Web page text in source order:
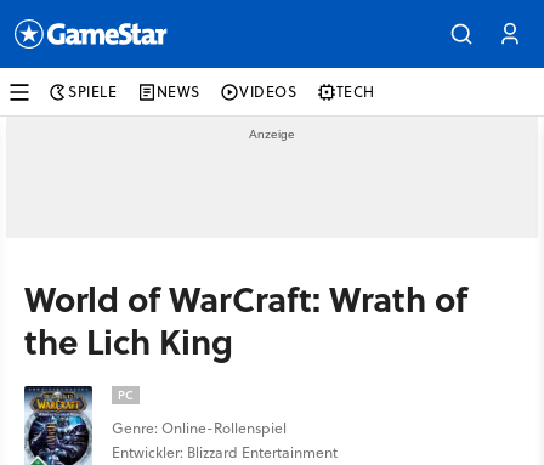
SPIELE NEWS VIDEOS TECH
World of WarCraft: Wrath of
the Lich King
PC
Genre: Online-Rollenspiel
Entwickler: Blizzard Entertainment